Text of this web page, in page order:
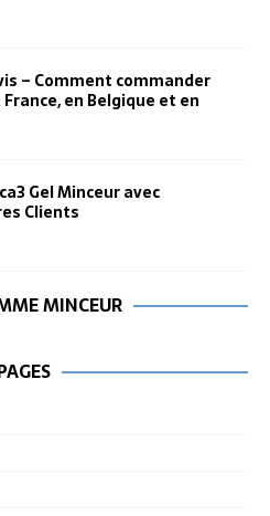
– Comment commander
France, en Belgique et en
Gel Minceur avec
Clients
MINCEUR